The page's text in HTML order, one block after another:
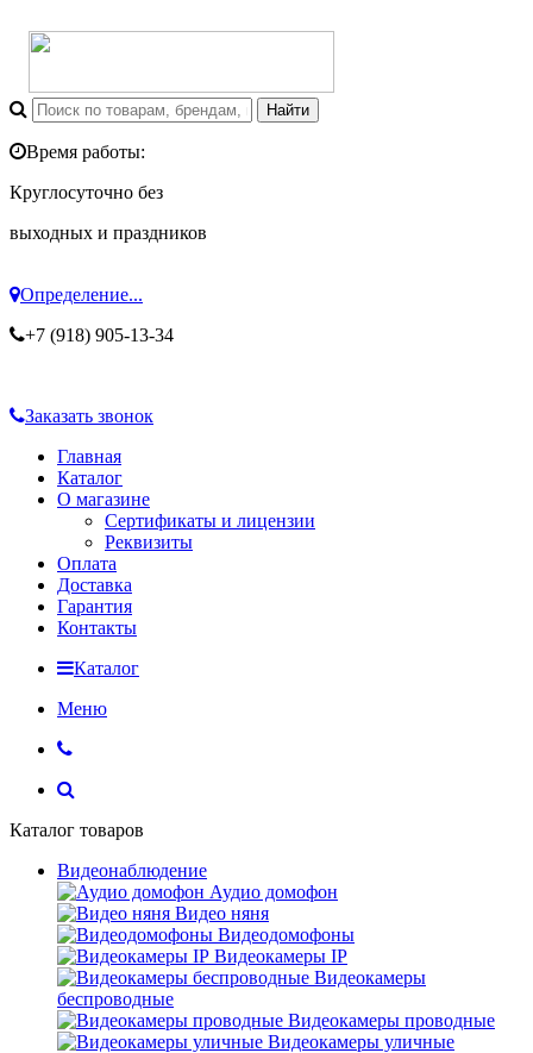
Время работы:
Круглосуточно без
выходных и праздников
Определение...
+7 (918) 905-13-34
Заказать звонок
Главная
Каталог
О магазине
Сертификаты и лицензии
Реквизиты
Оплата
Доставка
Гарантия
Контакты
Каталог
Меню
Каталог товаров
Видеонаблюдение
Аудио домофон
Видео няня
Видеодомофоны
Видеокамеры IP
Видеокамеры
беспроводные
Видеокамеры проводные
Видеокамеры уличные